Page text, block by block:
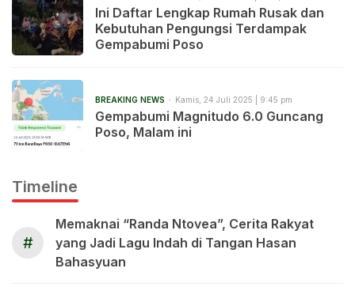
Ini Daftar Lengkap Rumah Rusak dan
Kebutuhan Pengungsi Terdampak
Gempabumi Poso
BREAKING NEWS Kamis, 24 Juli 2025 | 9:45 pm
Gempabumi Magnitudo 6.0 Guncang
Poso, Malam ini
Timeline
#
Memaknai “Randa Ntovea”, Cerita Rakyat
yang Jadi Lagu Indah di Tangan Hasan
Bahasyuan